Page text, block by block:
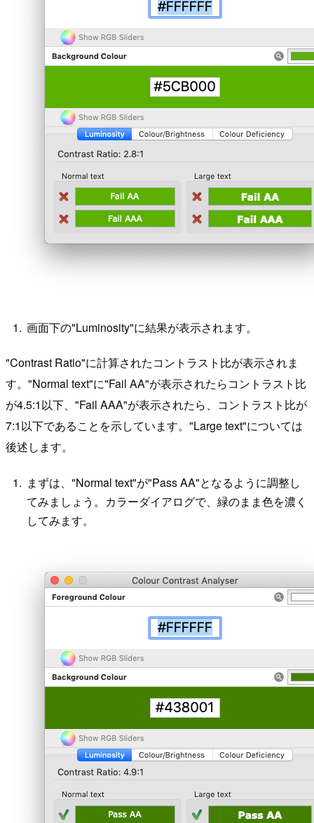
画面下の"Luminosity"に結果が表示されます。
"Contrast Ratio"に計算されたコントラスト比が表示されま
す。"Normal text"に"Fail AA"が表示されたらコントラスト比
が4.5:1以下、"Fail AAA"が表示されたら、コントラスト比が
7:1以下であることを示しています。"Large text"については
後述します。
まずは、"Normal text"が"Pass AA"となるように調整し
てみましょう。カラーダイアログで、緑のまま色を濃く
してみます。